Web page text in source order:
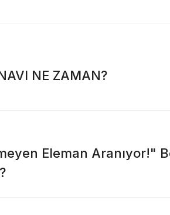
NE ZAMAN?
Eleman Aranıyor!"